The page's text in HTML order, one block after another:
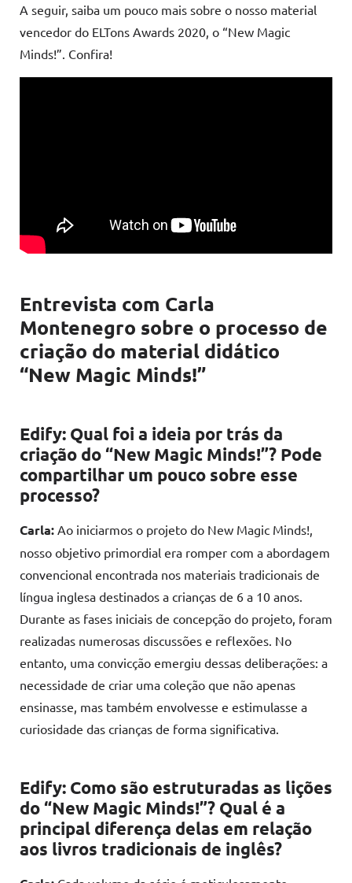
A seguir, saiba um pouco mais sobre o nosso material
vencedor do ELTons Awards 2020, o “New Magic
Minds!”. Confira!
Entrevista com Carla
Montenegro sobre o processo de
criação do material didático
“New Magic Minds!”
Edify: Qual foi a ideia por trás da
criação do “New Magic Minds!”? Pode
compartilhar um pouco sobre esse
processo?
Carla: Ao iniciarmos o projeto do New Magic Minds!,
nosso objetivo primordial era romper com a abordagem
convencional encontrada nos materiais tradicionais de
língua inglesa destinados a crianças de 6 a 10 anos.
Durante as fases iniciais de concepção do projeto, foram
realizadas numerosas discussões e reflexões. No
entanto, uma convicção emergiu dessas deliberações: a
necessidade de criar uma coleção que não apenas
ensinasse, mas também envolvesse e estimulasse a
curiosidade das crianças de forma significativa.
Edify: Como são estruturadas as lições
do “New Magic Minds!”? Qual é a
principal diferença delas em relação
aos livros tradicionais de inglês?